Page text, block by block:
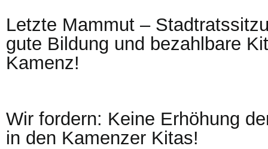
Letzte Mammut –
gute Bildung und bezahlbare
Kamenz!
Wir fordern: Keine Erhöhung
in den Kamenzer Kitas!